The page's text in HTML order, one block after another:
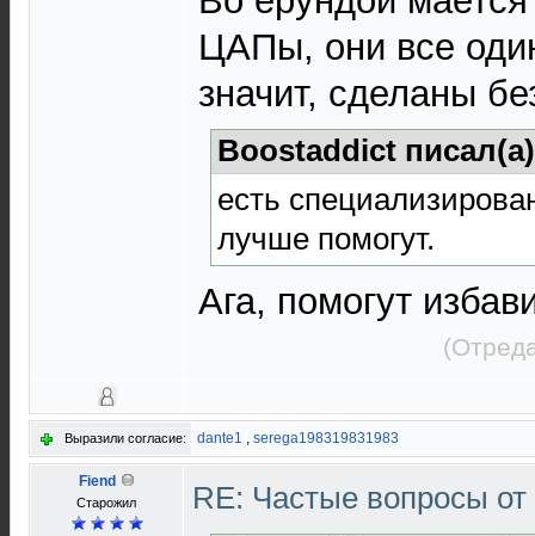
ЦАПы, они все
значит, сделаны
Boostaddict
есть
лучше помогут.
Ага, помогут
Выразили согласие: dante1 , serega198319831983
Fiend
Старожил
RE: Частые вопросы